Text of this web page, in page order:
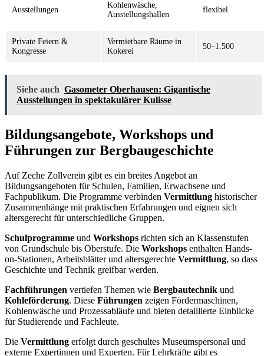
Ausstellungen
Kohlenwäsche,
Ausstellungshallen
flexibel
Private Feiern &
Kongresse
Vermietbare Räume in
Kokerei
50–1.500
Siehe auch Gasometer Oberhausen: Gigantische
Ausstellungen in spektakulärer Kulisse
Bildungsangebote, Workshops und
Führungen zur Bergbaugeschichte
Auf Zeche Zollverein gibt es ein breites Angebot an
Bildungsangeboten für Schulen, Familien, Erwachsene und
Fachpublikum. Die Programme verbinden Vermittlung historischer
Zusammenhänge mit praktischen Erfahrungen und eignen sich
altersgerecht für unterschiedliche Gruppen.
Schulprogramme und Workshops richten sich an Klassenstufen
von Grundschule bis Oberstufe. Die Workshops enthalten Hands-
on-Stationen, Arbeitsblätter und altersgerechte Vermittlung, so dass
Geschichte und Technik greifbar werden.
Fachführungen vertiefen Themen wie Bergbautechnik und
Kohleförderung. Diese Führungen zeigen Fördermaschinen,
Kohlenwäsche und Prozessabläufe und bieten detaillierte Einblicke
für Studierende und Fachleute.
Die Vermittlung erfolgt durch geschultes Museumspersonal und
externe Expertinnen und Experten. Für Lehrkräfte gibt es